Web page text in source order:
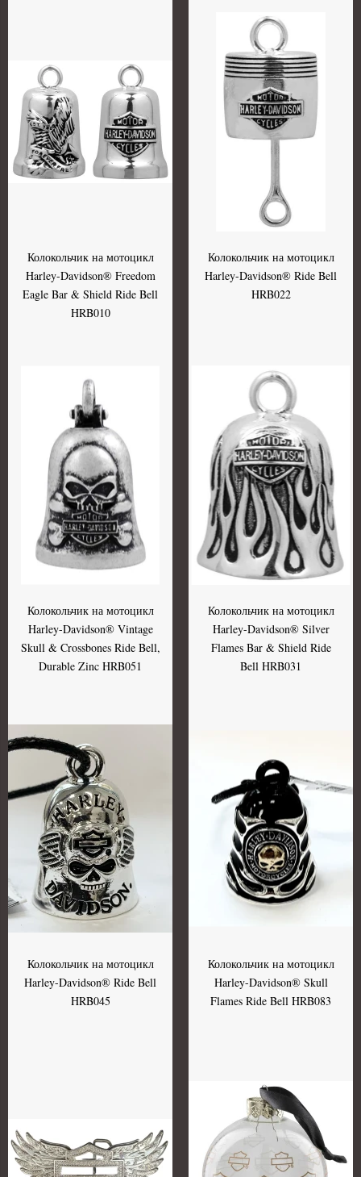
Колокольчик на мотоцикл
Harley-Davidson® Freedom
Eagle Bar & Shield Ride Bell
HRB010
Колокольчик на мотоцикл
Harley-Davidson® Ride Bell
HRB022
Колокольчик на мотоцикл
Harley-Davidson® Vintage
Skull & Crossbones Ride Bell,
Durable Zinc HRB051
Колокольчик на мотоцикл
Harley-Davidson® Silver
Flames Bar & Shield Ride
Bell HRB031
Колокольчик на мотоцикл
Harley-Davidson® Ride Bell
HRB045
Колокольчик на мотоцикл
Harley-Davidson® Skull
Flames Ride Bell HRB083